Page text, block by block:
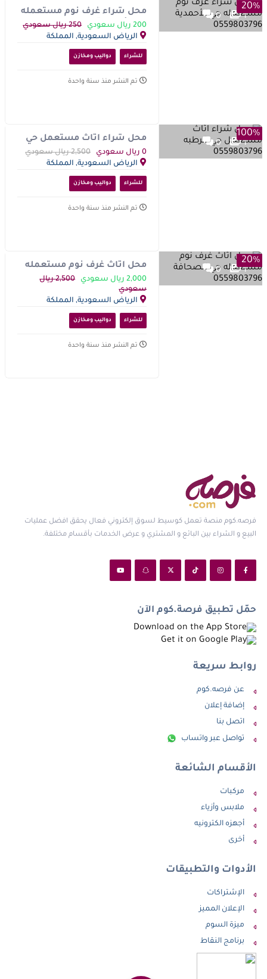
20%
1
0
محل شراء غرف نوم مستعمله
حي الأحمدية 0559803796
200 ريال سعودي
250 ريال سعودي
الرياض السعودية, المملكة
للشراء دواليب ومخازن
تم النشر منذ سنة واحدة
100%
1
0
محل شراء اثاث مستعمل حي
قرطبه 0559803796
0 ريال سعودي
2,500 ريال سعودي
الرياض السعودية, المملكة
للشراء دواليب ومخازن
تم النشر منذ سنة واحدة
20%
1
0
محل اثاث غرف نوم مستعمله
حي الصحافة 0559803796
2,000 ريال سعودي
2,500 ريال
سعودي
الرياض السعودية, المملكة
للشراء دواليب ومخازن
تم النشر منذ سنة واحدة
فرصه.كوم منصة تعمل كوسيط لسوق إلكتروني فعال يحقق افضل عمليات
البيع و الشراء بين البائع و المشتري و عرض الخدمات بأقسام مختلفة.
حمّل تطبيق فرصة.كوم الآن
روابط سريعة
عن فرصه.كوم
إضافة إعلان
اتصل بنا
تواصل عبر واتساب
الأقسام الشائعة
مركبات
ملابس وأزياء
أجهزه الكترونيه
أخرى
الأدوات والتطبيقات
الإشتراكات
الإعلان المميز
ميزة السوم
برنامج النقاط